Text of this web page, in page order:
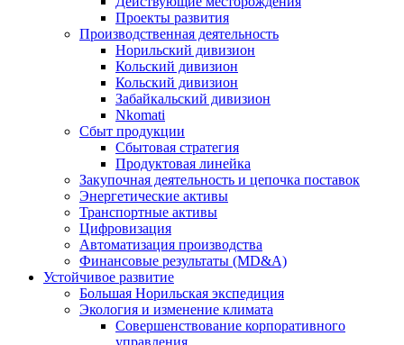
Проекты развития
Производственная деятельность
Норильский дивизион
Кольский дивизион
Кольский дивизион
Забайкальский дивизион
Nkomati
Сбыт продукции
Сбытовая стратегия
Продуктовая линейка
Закупочная деятельность и цепочка поставок
Энергетические активы
Транспортные активы
Цифровизация
Автоматизация производства
Финансовые результаты (MD&A)
Устойчивое развитие
Большая Норильская экспедиция
Экология и изменение климата
Совершенствование корпоративного
управления